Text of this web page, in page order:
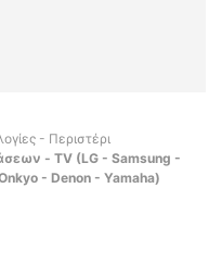
- Περιστέρι
- TV (LG - Samsung -
- Denon - Yamaha)